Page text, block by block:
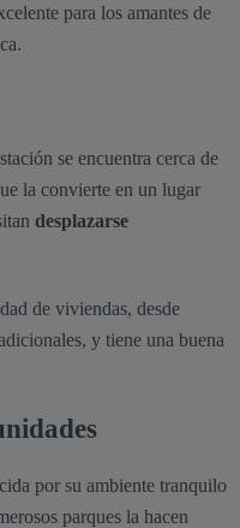
para los amantes de
se encuentra cerca de
la convierte en un lugar
desplazarse
de viviendas, desde
y tiene una buena
por su ambiente tranquilo
parques la hacen